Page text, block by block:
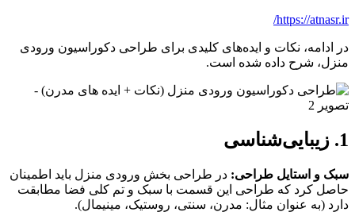
https://atnasr.ir/
در ادامه، نکات و ایده‌های کلیدی برای طراحی دکوراسیون ورودی
منزل، شرح داده شده است.
1. زیبایی‌شناسی
سبک و استایل طراحی: در طراحی بخش ورودی منزل باید اطمینان
حاصل کرد که طراحی این قسمت با سبک و تم کلی فضا مطابقت
دارد (به عنوان مثال: مدرن، سنتی، روستیک، مینیمال).